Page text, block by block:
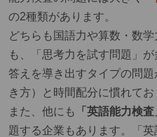
の2種類があります。
どちらも国語力や算数・数
も、「思考力を試す問題」
答えを導き出すタイプの問
き方）と時間配分に慣れてお
また、他にも
「英語能力検
題する企業もあります。
「